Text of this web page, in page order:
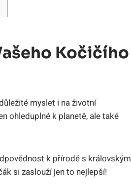
Kočičího
myslet i na životní
ohleduplné k planetě, ale také
k přírodě s královským
si zaslouží jen to nejlepší!